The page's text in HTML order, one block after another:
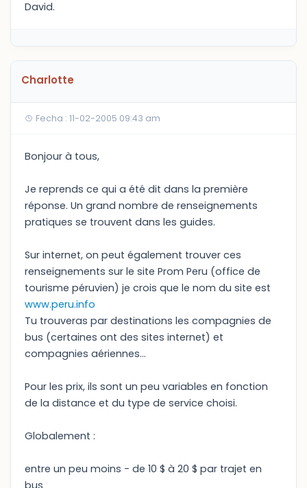
David.
Charlotte
Fecha : 11-02-2005 09:43 am
Bonjour à tous,
Je reprends ce qui a été dit dans la première
réponse. Un grand nombre de renseignements
pratiques se trouvent dans les guides.
Sur internet, on peut également trouver ces
renseignements sur le site Prom Peru (office de
tourisme péruvien) je crois que le nom du site est
www.peru.info
Tu trouveras par destinations les compagnies de
bus (certaines ont des sites internet) et
compagnies aériennes...
Pour les prix, ils sont un peu variables en fonction
de la distance et du type de service choisi.
Globalement :
entre un peu moins - de 10 $ à 20 $ par trajet en
bus